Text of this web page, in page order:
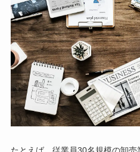
たとえば、従業員30名規模の卸